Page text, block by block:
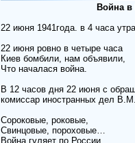
Война в
22 июня 1941года. в 4 часа
22 июня ровно в четыре часа
Киев бомбили, нам объявили,
Что началася война.
В 12 часов дня 22 июня с
комиссар иностранных дел
Сороковые, роковые,
Свинцовые, пороховые…
Война гуляет по России.